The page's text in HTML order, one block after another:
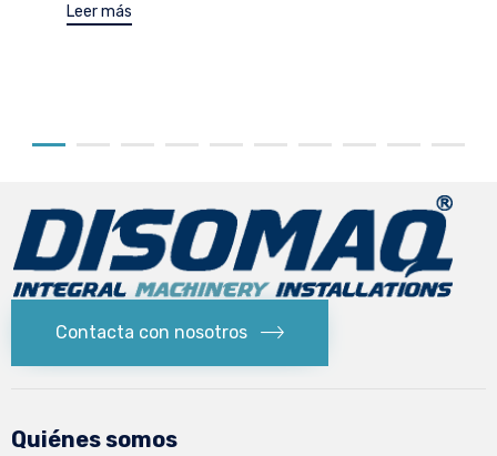
Leer más
Contacta con nosotros
Quiénes somos